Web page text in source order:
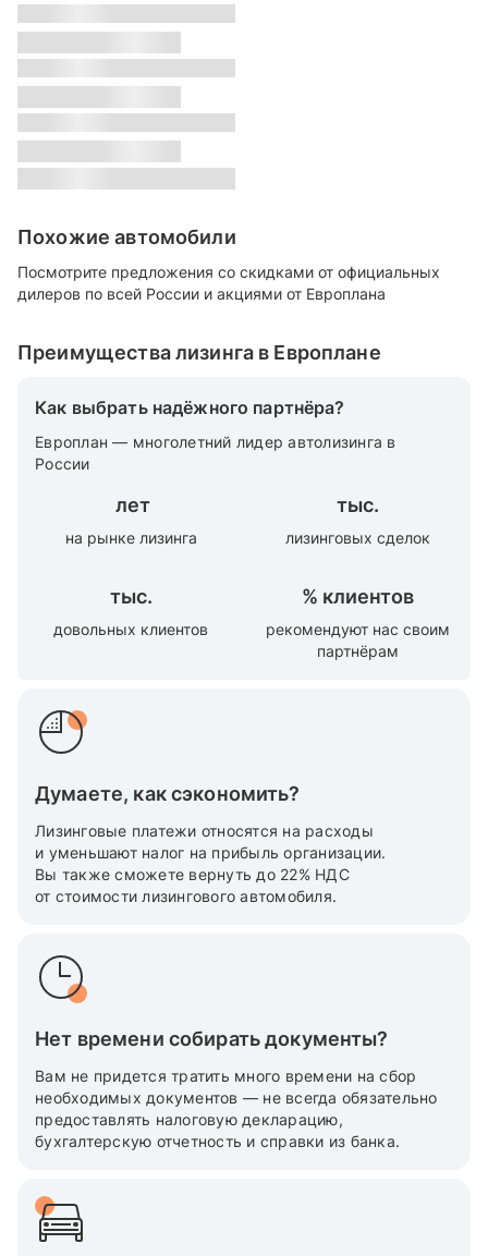
Похожие автомобили
Посмотрите предложения со скидками от официальных
дилеров по всей России и акциями от Европлана
Преимущества лизинга в Европлане
Как выбрать надёжного партнёра?
Европлан — многолетний лидер автолизинга в
России
лет
на рынке лизинга
тыс.
лизинговых сделок
тыс.
довольных клиентов
% клиентов
рекомендуют нас своим
партнёрам
Думаете, как сэкономить?
Лизинговые платежи относятся на расходы
и уменьшают налог на прибыль организации.
Вы также cможете вернуть до 22% НДС
от стоимости лизингового автомобиля.
Нет времени собирать документы?
Вам не придется тратить много времени на сбор
необходимых документов — не всегда обязательно
предоставлять налоговую декларацию,
бухгалтерскую отчетность и справки из банка.